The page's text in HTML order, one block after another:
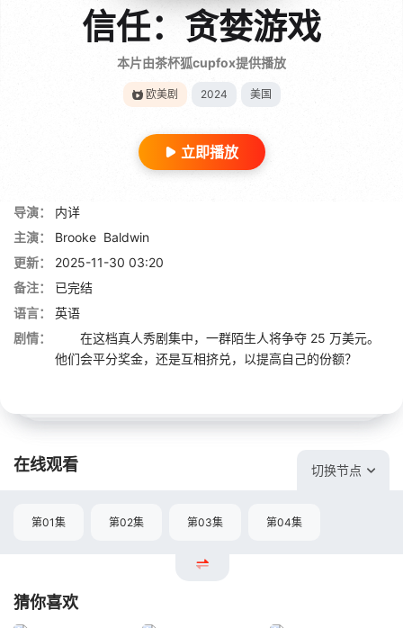
信任：贪婪游戏
本片由茶杯狐cupfox提供播放
欧美剧 2024 美国
立即播放
导演：
内详
主演：
Brooke Baldwin
更新：
2025-11-30 03:20
备注：
已完结
语言：
英语
剧情：
在这档真人秀剧集中，一群陌生人将争夺 25 万美元。
他们会平分奖金，还是互相挤兑，以提高自己的份额？
在线观看 切换节点
第01集 第02集 第03集 第04集
猜你喜欢